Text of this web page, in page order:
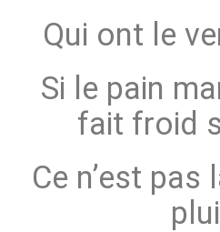
Qui ont le
Si le pain
fait froid
Ce n’est